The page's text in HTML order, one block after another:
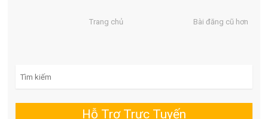
Bài đăng cũ hơn
Trang chủ
Hỗ Trợ Trực Tuyến